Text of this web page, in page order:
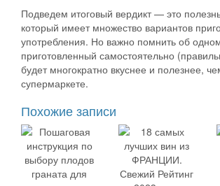
Подведем итоговый вердикт — это
который имеет множество вариантов
употребления. Но важно помнить об
приготовленный самостоятельно
будет многократно вкуснее и полезнее,
супермаркете.
Похожие записи